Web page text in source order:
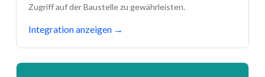
Zugriff auf der Baustelle zu gewährleisten.
Integration anzeigen →